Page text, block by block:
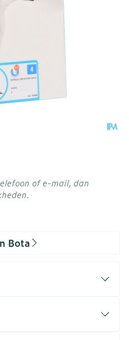
of e-mail, dan
Bota